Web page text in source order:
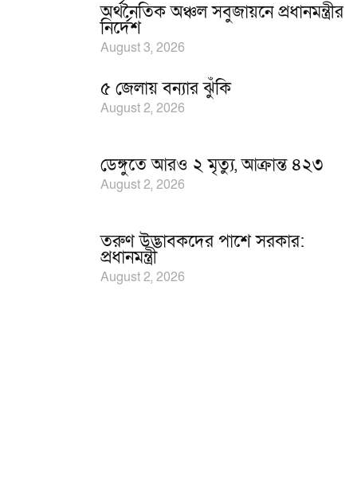
অর্থনৈতিক অঞ্চল সবুজায়নে প্রধানমন্ত্রীর
নির্দেশ
August 3, 2026
৫ জেলায় বন্যার ঝুঁকি
August 2, 2026
ডেঙ্গুতে আরও ২ মৃত্যু, আক্রান্ত ৪২৩
August 2, 2026
তরুণ উদ্ভাবকদের পাশে সরকার:
প্রধানমন্ত্রী
August 2, 2026